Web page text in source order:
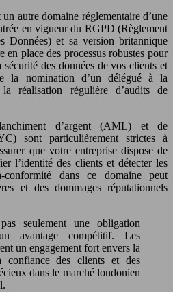
autre domaine réglementaire d’une
en vigueur du RGPD (Règlement
Données) et sa version britannique
place des processus robustes pour
des données de vos clients et
la nomination d’un délégué à la
réalisation régulière d’audits de
d’argent (AML) et de
sont particulièrement strictes à
que votre entreprise dispose de
l’identité des clients et détecter les
conformité dans ce domaine peut
et des dommages réputationnels
seulement une obligation
avantage compétitif. Les
un engagement fort envers la
confiance des clients et des
dans le marché londonien